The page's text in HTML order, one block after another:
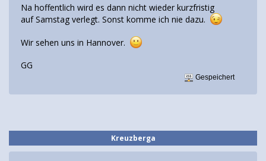
Na hoffentlich wird es dann nicht wieder kurzfristig
auf Samstag verlegt. Sonst komme ich nie dazu.
Wir sehen uns in Hannover.
GG
Gespeichert
Kreuzberga